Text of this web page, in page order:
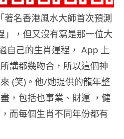
名香港風水大師首次預測
」，但又沒有寫是那一位大
自己的生肖運程， App 上
講都幾吻合，所以這個神
(笑)。他/她提供的龍年整
，包括也事業、財運 ，健
而每個生肖不同年份都有